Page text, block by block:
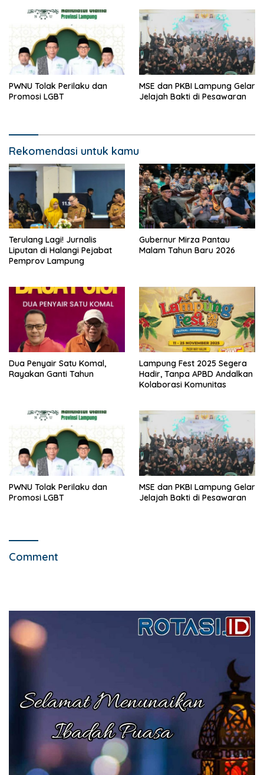
PWNU Tolak Perilaku dan
Promosi LGBT
MSE dan PKBI Lampung Gelar
Jelajah Bakti di Pesawaran
Rekomendasi untuk kamu
Terulang Lagi! Jurnalis
Liputan di Halangi Pejabat
Pemprov Lampung
Gubernur Mirza Pantau
Malam Tahun Baru 2026
Dua Penyair Satu Komal,
Rayakan Ganti Tahun
Lampung Fest 2025 Segera
Hadir, Tanpa APBD Andalkan
Kolaborasi Komunitas
PWNU Tolak Perilaku dan
Promosi LGBT
MSE dan PKBI Lampung Gelar
Jelajah Bakti di Pesawaran
Comment